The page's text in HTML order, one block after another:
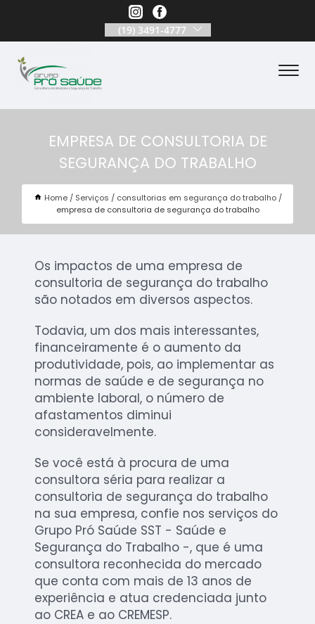
(19) 3491-4777
EMPRESA DE CONSULTORIA DE
SEGURANÇA DO TRABALHO
Home Serviços
consultorias em segurança do trabalho
empresa de consultoria de segurança do trabalho
Os impactos de uma empresa de
consultoria de segurança do trabalho
são notados em diversos aspectos.
Todavia, um dos mais interessantes,
financeiramente é o aumento da
produtividade, pois, ao implementar as
normas de saúde e de segurança no
ambiente laboral, o número de
afastamentos diminui
consideravelmente.
Se você está à procura de uma
consultora séria para realizar a
consultoria de segurança do trabalho
na sua empresa, confie nos serviços do
Grupo Pró Saúde SST - Saúde e
Segurança do Trabalho -, que é uma
consultora reconhecida do mercado
que conta com mais de 13 anos de
experiência e atua credenciada junto
ao CREA e ao CREMESP.